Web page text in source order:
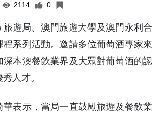
2114 0
旅遊局、澳門旅遊大學及澳門永利合
程系列活動。邀請多位葡萄酒專家來
深本澳餐飲業界及大眾對葡萄酒的認
人才。
華表示，當局一直鼓勵旅遊及餐飲業